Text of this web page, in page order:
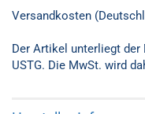
Versandkosten
Der Artikel unterliegt der
USTG. Die MwSt. wird